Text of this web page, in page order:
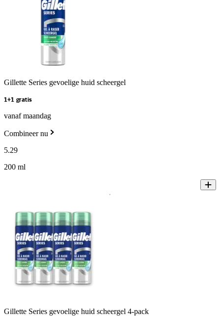
Gillette Series gevoelige huid scheergel
1+1 gratis
vanaf maandag
Combineer nu
5.29
200 ml
Gillette Series gevoelige huid scheergel 4-pack